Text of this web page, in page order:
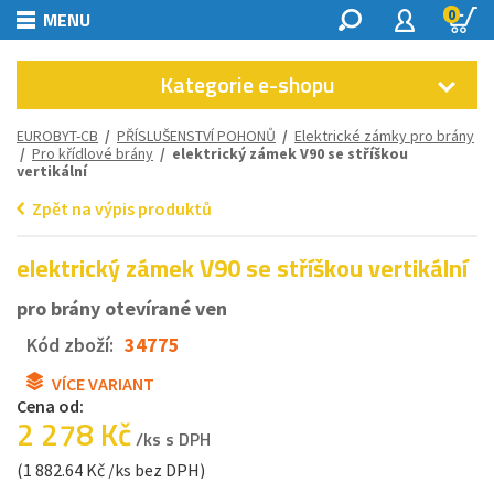
MENU 0
Kategorie e-shopu
EUROBYT-CB / PŘÍSLUŠENSTVÍ POHONŮ / Elektrické zámky pro brány
/ Pro křídlové brány / elektrický zámek V90 se stříškou
vertikální
Zpět na výpis produktů
elektrický zámek V90 se stříškou vertikální
pro brány otevírané ven
Kód zboží: 34775
VÍCE VARIANT
Cena od:
2 278 Kč/ks s DPH
(1 882.64 Kč /ks bez DPH)